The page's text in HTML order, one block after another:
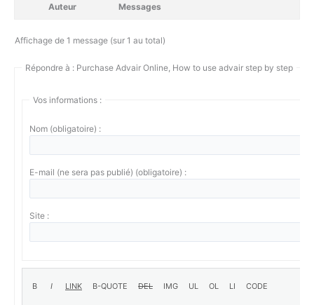
Auteur Messages
Affichage de 1 message (sur 1 au total)
Répondre à : Purchase Advair Online, How to use advair step by step
Vos informations :
Nom (obligatoire) :
E-mail (ne sera pas publié) (obligatoire) :
Site :